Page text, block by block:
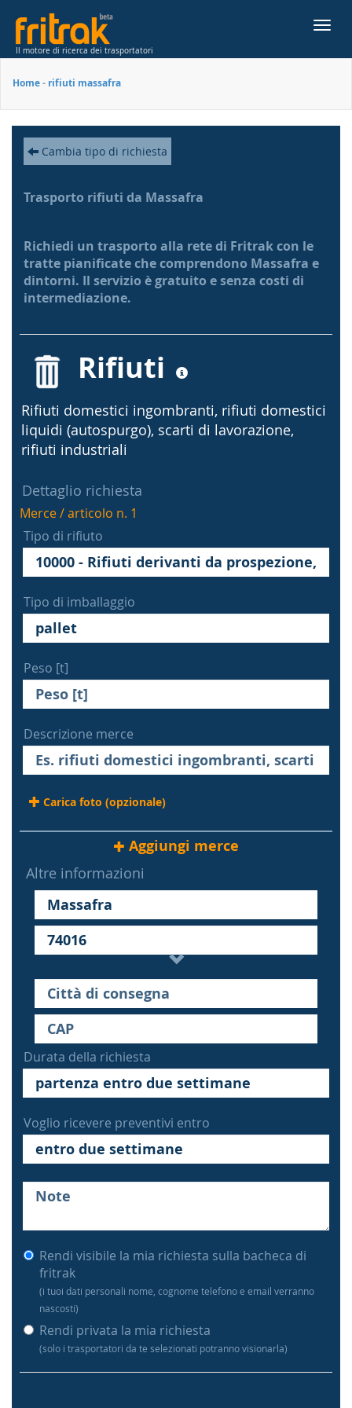
Il motore di ricerca dei trasportatori
Home- rifiuti massafra
Cambia tipo di richiesta
Trasporto rifiuti da Massafra
Richiedi un trasporto alla rete di Fritrak con le
tratte pianificate che comprendono Massafra e
dintorni. Il servizio è gratuito e senza costi di
intermediazione.
Rifiuti
Rifiuti domestici ingombranti, rifiuti domestici
liquidi (autospurgo), scarti di lavorazione,
rifiuti industriali
Dettaglio richiesta
Merce / articolo n. 1
Tipo di rifiuto
Tipo di imballaggio
Peso [t]
Descrizione merce
Carica foto (opzionale)
Aggiungi merce
Altre informazioni
Durata della richiesta
Voglio ricevere preventivi entro
Rendi visibile la mia richiesta sulla bacheca di
fritrak
(i tuoi dati personali nome, cognome telefono e email verranno
nascosti)
Rendi privata la mia richiesta
(solo i trasportatori da te selezionati potranno visionarla)